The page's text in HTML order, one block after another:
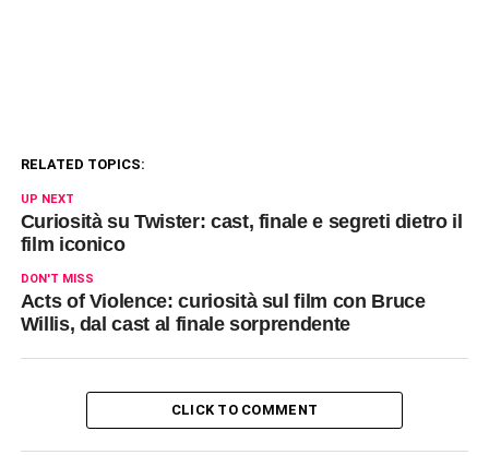
RELATED TOPICS:
UP NEXT
Curiosità su Twister: cast, finale e segreti dietro il
film iconico
DON'T MISS
Acts of Violence: curiosità sul film con Bruce
Willis, dal cast al finale sorprendente
CLICK TO COMMENT